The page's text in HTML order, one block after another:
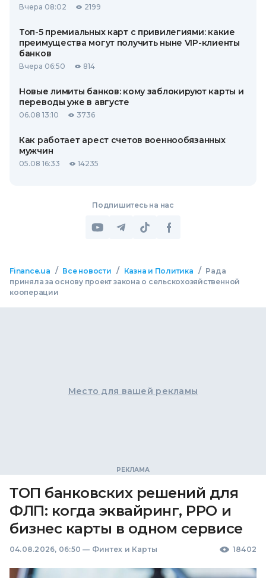
Вчера 08:02 2199
Топ-5 премиальных карт с привилегиями: какие
преимущества могут получить ныне VIP-клиенты
банков
Вчера 06:50 814
Новые лимиты банков: кому заблокируют карты и
переводы уже в августе
06.08 13:10 3736
Как работает арест счетов военнообязанных
мужчин
05.08 16:33 14235
Подпишитесь на нас
Finance.ua / Все новости / Казна и Политика / Рада
приняла за основу проект закона о сельскохозяйственной
кооперации
Место для вашей рекламы
ТОП банковских решений для
ФЛП: когда эквайринг, РРО и
бизнес карты в одном сервисе
04.08.2026, 06:50 — Финтех и Карты 18402